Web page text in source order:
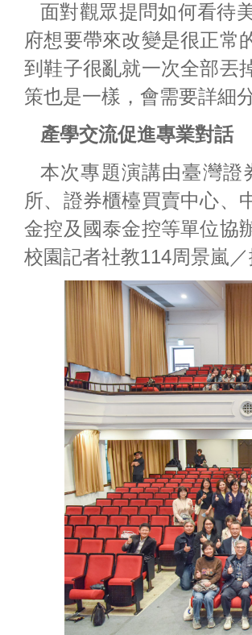
面對觀眾提問如何看待
府想要帶來改變是很正常
到鞋子很亂就一次全部丟
策也是一樣，會需要詳細
產學交流促進專業對話
本次專題演講由臺灣證
所、證券櫃檯買賣中心、
金控及國泰金控等單位協
校園記者社教114周景嵐